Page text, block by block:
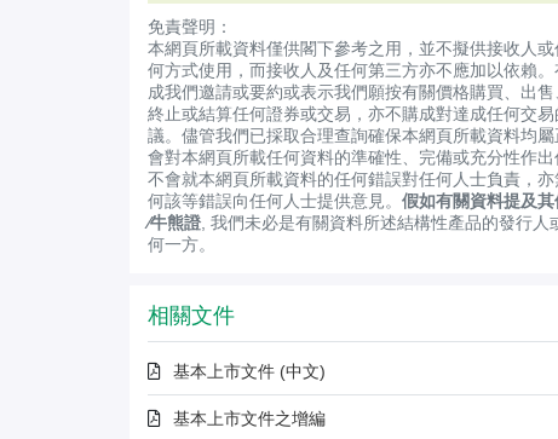
免責聲明：
本網頁所載資料僅供閣下參考之用，並不擬供接收人
何方式使用，而接收人及任何第三方亦不應加以依賴
成我們邀請或要約或表示我們願按有關價格購買、出售
終止或結算任何證券或交易，亦不購成對達成任何交
議。儘管我們已採取合理查詢確保本網頁所載資料均
會對本網頁所載任何資料的準確性、完備或充分性作
不會就本網頁所載資料的任何錯誤對任何人士負責，
何該等錯誤向任何人士提供意見。 假如有關資料提及
∕牛熊證 , 我們未必是有關資料所述結構性產品的發行人
何一方。
相關文件
基本上市文件 (中文)
基本上市文件之增編